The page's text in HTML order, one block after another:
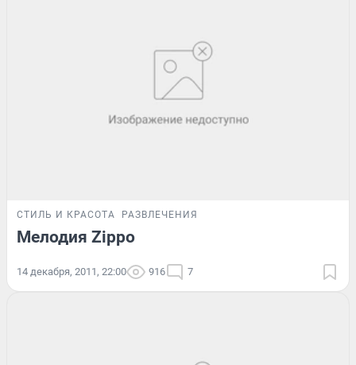
СТИЛЬ И КРАСОТА РАЗВЛЕЧЕНИЯ
Мелодия Zippo
14 декабря, 2011, 22:00 916 7